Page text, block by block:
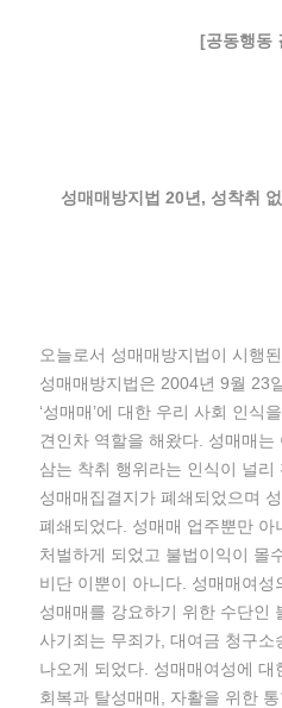
[공동행동
성매매방지법 20년, 성착취
오늘로서 성매매방지법이 시행
성매매방지법은 2004년 9월 23
‘성매매’에 대한 우리 사회 인식
견인차 역할을 해왔다. 성매매는
삼는 착취 행위라는 인식이 널리
성매매집결지가 폐쇄되었으며
폐쇄되었다. 성매매 업주뿐만 아
처벌하게 되었고 불법이익이 몰
비단 이뿐이 아니다. 성매매여성
성매매를 강요하기 위한 수단인
사기죄는 무죄가, 대여금 청구소
나오게 되었다. 성매매여성에 대
회복과 탈성매매, 자활을 위한